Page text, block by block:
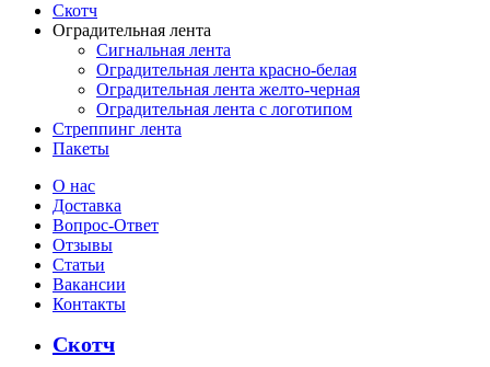
Скотч
Оградительная лента
Сигнальная лента
Оградительная лента красно-белая
Оградительная лента желто-черная
Оградительная лента с логотипом
Стреппинг лента
Пакеты
О нас
Доставка
Вопрос-Ответ
Отзывы
Статьи
Вакансии
Контакты
Скотч